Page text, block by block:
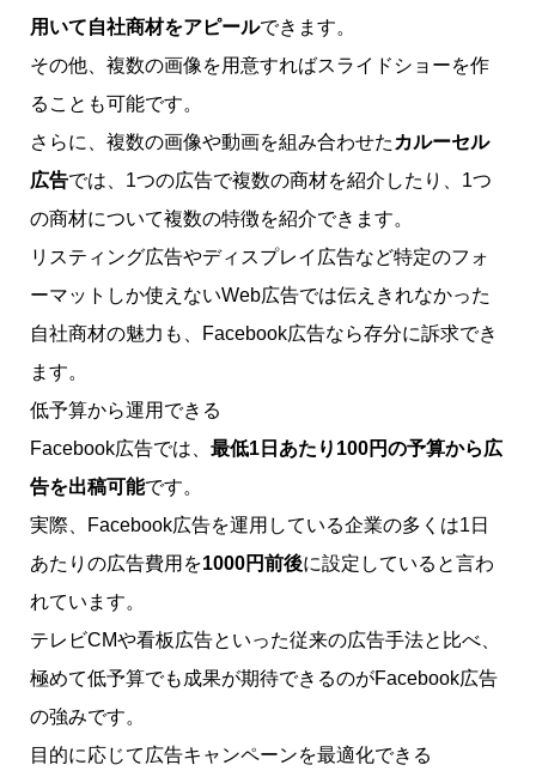
用いて自社商材をアピールできます。
その他、複数の画像を用意すればスライドショーを作
ることも可能です。
さらに、複数の画像や動画を組み合わせた カルーセル
広告では、1つの広告で複数の商材を紹介したり、1つ
の商材について複数の特徴を紹介できます。
リスティング広告やディスプレイ広告など特定のフォ
ーマットしか使えないWeb広告では伝えきれなかった
自社商材の魅力も、Facebook広告なら存分に訴求でき
ます。
低予算から運用できる
Facebook広告では、 最低1日あたり100円の予算から広
告を出稿可能です。
実際、Facebook広告を運用している企業の多くは1日
あたりの広告費用を1000円前後に設定していると言わ
れています。
テレビCMや看板広告といった従来の広告手法と比べ、
極めて低予算でも成果が期待できるのがFacebook広告
の強みです。
目的に応じて広告キャンペーンを最適化できる